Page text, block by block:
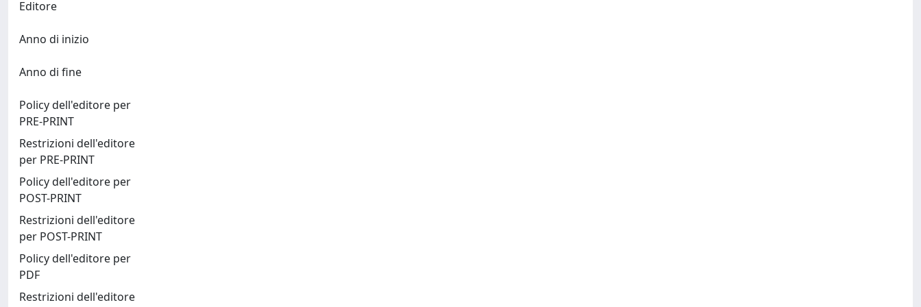
Editore
Anno di inizio
Anno di fine
Policy dell'editore per
PRE-PRINT
Restrizioni dell'editore
per PRE-PRINT
Policy dell'editore per
POST-PRINT
Restrizioni dell'editore
per POST-PRINT
Policy dell'editore per
PDF
Restrizioni dell'editore